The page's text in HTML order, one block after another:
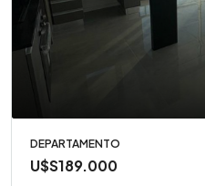
DEPARTAMENTO
U$S189.000